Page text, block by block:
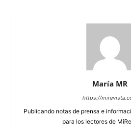
María MR
https://
Publicando notas de prensa e
para los lectores de